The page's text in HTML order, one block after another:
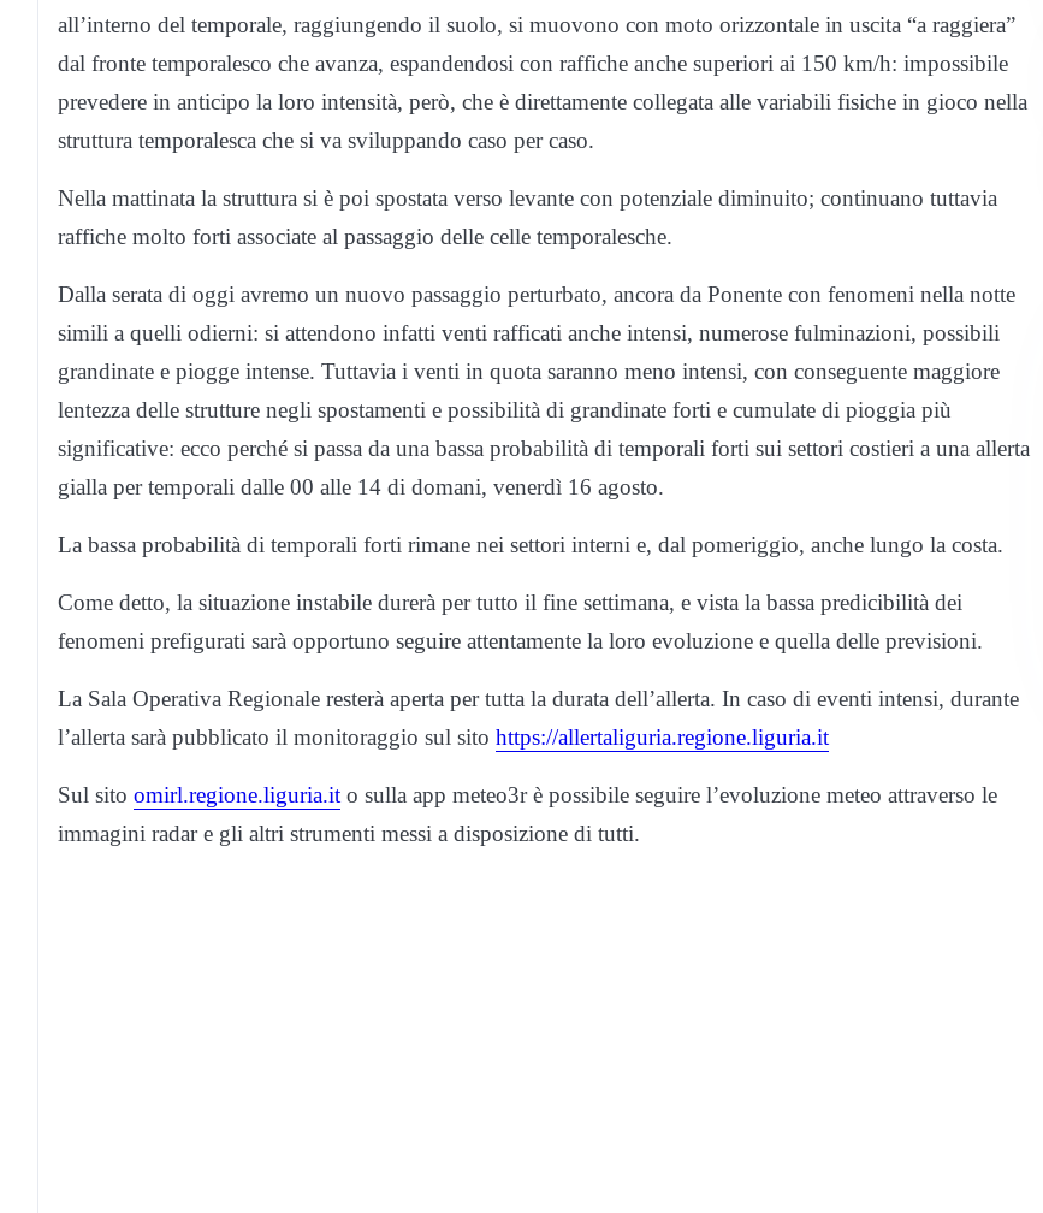
all’interno del temporale, raggiungendo il suolo, si muovono con moto orizzontale in uscita “a raggiera”
dal fronte temporalesco che avanza, espandendosi con raffiche anche superiori ai 150 km/h: impossibile
prevedere in anticipo la loro intensità, però, che è direttamente collegata alle variabili fisiche in gioco nella
struttura temporalesca che si va sviluppando caso per caso.
Nella mattinata la struttura si è poi spostata verso levante con potenziale diminuito; continuano tuttavia
raffiche molto forti associate al passaggio delle celle temporalesche.
Dalla serata di oggi avremo un nuovo passaggio perturbato, ancora da Ponente con fenomeni nella notte
simili a quelli odierni: si attendono infatti venti rafficati anche intensi, numerose fulminazioni, possibili
grandinate e piogge intense. Tuttavia i venti in quota saranno meno intensi, con conseguente maggiore
lentezza delle strutture negli spostamenti e possibilità di grandinate forti e cumulate di pioggia più
significative: ecco perché si passa da una bassa probabilità di temporali forti sui settori costieri a una allerta
gialla per temporali dalle 00 alle 14 di domani, venerdì 16 agosto.
La bassa probabilità di temporali forti rimane nei settori interni e, dal pomeriggio, anche lungo la costa.
Come detto, la situazione instabile durerà per tutto il fine settimana, e vista la bassa predicibilità dei
fenomeni prefigurati sarà opportuno seguire attentamente la loro evoluzione e quella delle previsioni.
La Sala Operativa Regionale resterà aperta per tutta la durata dell’allerta. In caso di eventi intensi, durante
l’allerta sarà pubblicato il monitoraggio sul sito https://allertaliguria.regione.liguria.it
Sul sito omirl.regione.liguria.it o sulla app meteo3r è possibile seguire l’evoluzione meteo attraverso le
immagini radar e gli altri strumenti messi a disposizione di tutti.